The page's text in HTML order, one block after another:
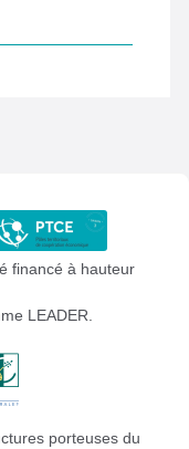
financé à hauteur
LEADER.
porteuses du